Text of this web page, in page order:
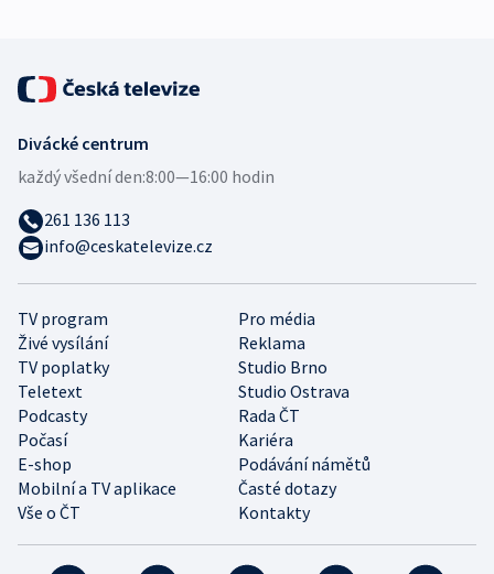
TV program
Pro média
Živé vysílání
Reklama
TV poplatky
Studio Brno
Teletext
Studio Ostrava
Podcasty
Rada ČT
Počasí
Kariéra
E-shop
Podávání námětů
Mobilní a TV aplikace
Časté dotazy
Vše o ČT
Kontakty
Divácké centrum
každý všední den:8:00—16:00 hodin
261 136 113
info@ceskatelevize.cz